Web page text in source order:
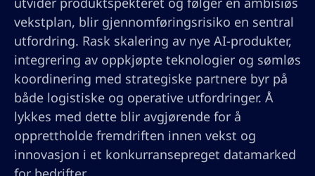
vekstplan, blir gjennomførings­risiko en sentral
utfordring. Rask skalering av nye AI-produkter,
integrering av oppkjøpte teknologier og sømløs
koordinering med strategiske partnere byr på
både logistiske og operative utfordringer. Å
lykkes med dette blir avgjørende for å
opprettholde fremdriften innen vekst og
innovasjon i et konkurransepreget datamarked